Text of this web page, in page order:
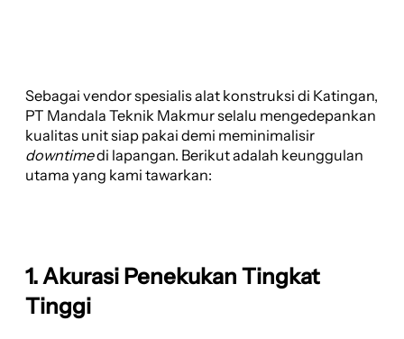
Sebagai vendor spesialis alat konstruksi di Katingan,
PT Mandala Teknik Makmur selalu mengedepankan
kualitas unit siap pakai demi meminimalisir
downtimedi lapangan. Berikut adalah keunggulan
utama yang kami tawarkan:
1. Akurasi Penekukan Tingkat
Tinggi